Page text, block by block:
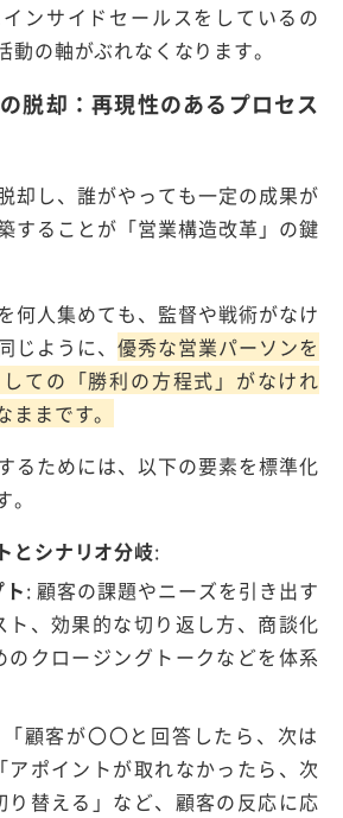
ンサイドセールスをしているの
動の軸がぶれなくなります。
脱却：再現性のあるプロセス
却し、誰がやっても一定の成果が
することが「営業構造改革」の鍵
何人集めても、監督や戦術がなけ
じように、優秀な営業パーソンを
ての「勝利の方程式」がなけれ
まです。
るためには、以下の要素を標準化
とシナリオ分岐:
:顧客の課題やニーズを引き出す
ト、効果的な切り返し方、商談化
のクロージングトークなどを体系
「顧客が〇〇と回答したら、次は
アポイントが取れなかったら、次
り替える」など、顧客の反応に応